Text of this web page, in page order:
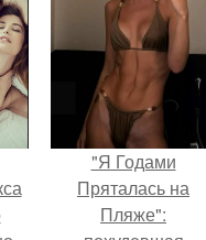
"Я Годами
Пряталась на
Пляже":